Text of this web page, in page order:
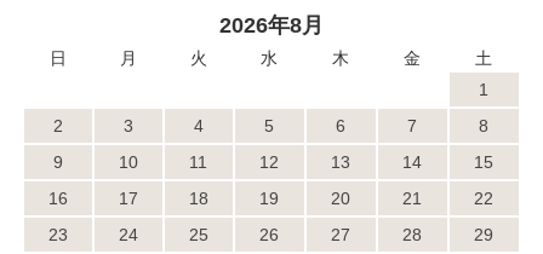
2026年8月
日 月 火 水 木 金
土
1
2
3 4 5 6 7
8
9
10 11 12 13 14
15
16
17 18 19 20 21
22
23
24 25 26 27 28
29